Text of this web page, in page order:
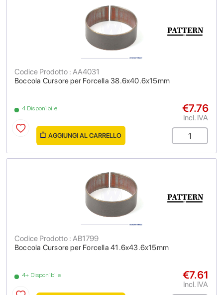
Boccola Cursore per Forcella 38.6x40.6x15mm
Codice Prodotto : AA4031
4 Disponibile €7.76
Incl. IVA
AGGIUNGI AL CARRELLO
Boccola Cursore per Forcella 41.6x43.6x15mm
Codice Prodotto : AB1799
4+ Disponibile €7.61
Incl. IVA